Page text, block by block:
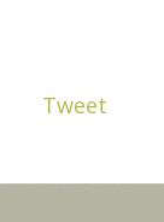
Tweet